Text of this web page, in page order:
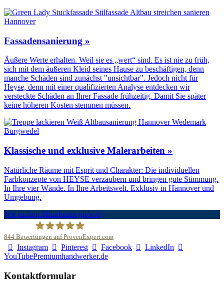
Fassadensanierung »
Äußere Werte erhalten. Weil sie es „wert“ sind. Es ist nie zu früh,
sich mit dem äußeren Kleid seines Hause zu beschäftigen, denn
manche Schäden sind zunächst "unsichtbar". Jedoch nicht für
Heyse, denn mit einer qualifizierten Analyse entdecken wir
versteckte Schäden an Ihrer Fassade frühzeitig. Damit Sie später
keine höheren Kosten stemmen müssen.
Klassische und exklusive Malerarbeiten »
Natürliche Räume mit Esprit und Charakter: Die individuellen
Farbkonzepte von HEYSE verzaubern und bringen gute Stimmung.
In Ihre vier Wände. In Ihre Arbeitswelt. Exklusiv in Hannover und
Umgebung.
Wir suchen Mitarbeiter (m/w/d)
Malerfachbetrieb HEYSE GmbH & Co.KG
844 Bewertungen auf ProvenExpert.com
Instagram Pinterest Facebook
LinkedIn
YouTubePremiumhandwerker.de
Kontaktformular